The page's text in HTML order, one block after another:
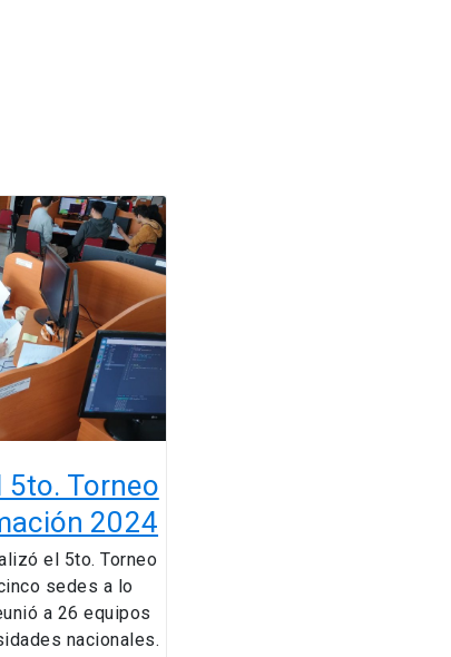
5to. Torneo
2024
el 5to. Torneo
sedes a lo
a 26 equipos
nacionales.